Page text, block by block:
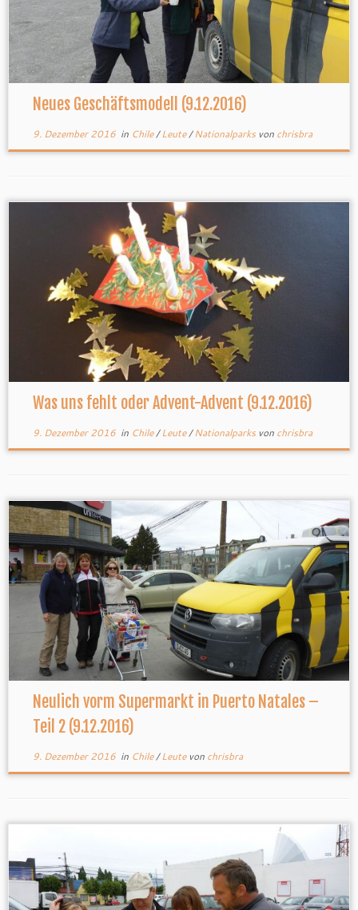
Neues Geschäftsmodell (9.12.2016)
9. Dezember 2016in Chile/Leute/Nationalparks von chrisbra
Was uns fehlt oder Advent-Advent (9.12.2016)
9. Dezember 2016in Chile/Leute/Nationalparks von chrisbra
Neulich vorm Supermarkt in Puerto Natales –
Teil 2 (9.12.2016)
9. Dezember 2016in Chile/Leute von chrisbra